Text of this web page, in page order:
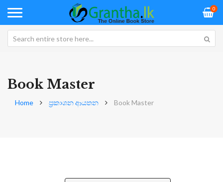
0
Book Master
Home ප්‍රකාශන ආයතන Book Master